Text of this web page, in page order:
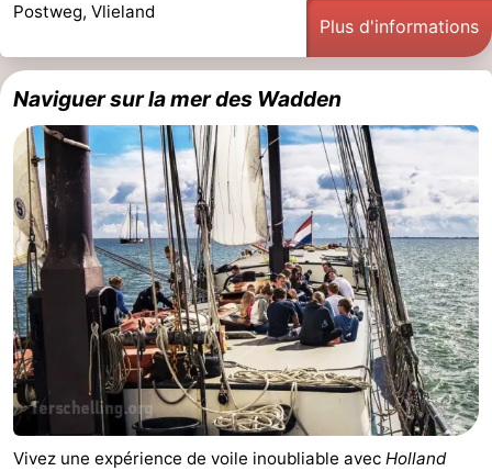
Postweg, Vlieland
Plus d'informations
Naviguer sur la mer des Wadden
Vivez une expérience de voile inoubliable avec Holland